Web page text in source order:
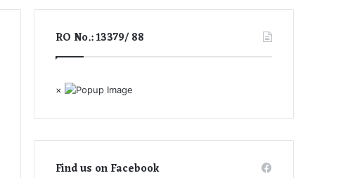
RO No.: 13379/ 88
×
Find us on Facebook